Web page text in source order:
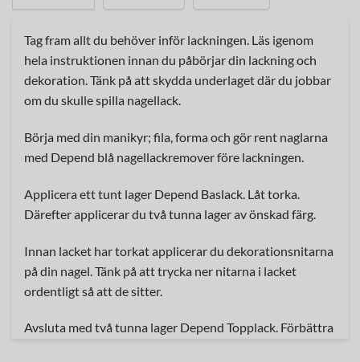
Tag fram allt du behöver inför lackningen. Läs igenom
hela instruktionen innan du påbörjar din lackning och
dekoration. Tänk på att skydda underlaget där du jobbar
om du skulle spilla nagellack.
Börja med din manikyr; fila, forma och gör rent naglarna
med Depend blå nagellackremover före lackningen.
Applicera ett tunt lager Depend Baslack. Låt torka.
Därefter applicerar du två tunna lager av önskad färg.
Innan lacket har torkat applicerar du dekorationsnitarna
på din nagel. Tänk på att trycka ner nitarna i lacket
ordentligt så att de sitter.
Avsluta med två tunna lager Depend Topplack. Förbättra